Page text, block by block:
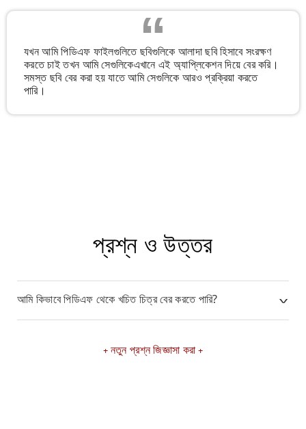
যখন আমি পিডিএফ ফাইলগুলিতে ছবিগুলিকে আলাদা ছবি হিসাবে সংরক্ষণ
করতে চাই তখন আমি সেগুলিকেএখানে এই অ্যাপ্লিকেশন দিয়ে বের করি।
সমস্ত ছবি বের করা হয় যাতে আমি সেগুলিকে আরও প্রক্রিয়া করতে
পারি।
প্রশ্ন ও উত্তর
আমি কিভাবে পিডিএফ থেকে খচিত চিত্র বের করতে পারি?
নতুন প্রশ্ন জিজ্ঞাসা করা